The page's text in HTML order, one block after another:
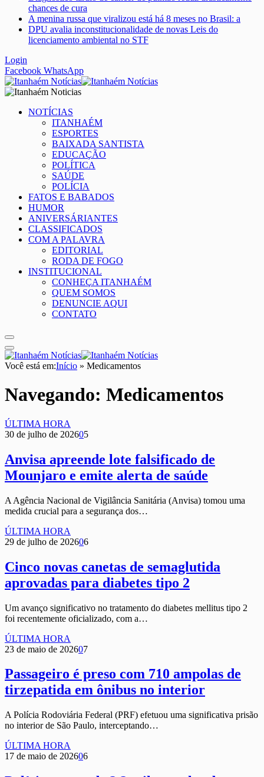
chances de cura
A menina russa que viralizou está há 8 meses no Brasil: a
DPU avalia inconstitucionalidade de novas Leis do
licenciamento ambiental no STF
Login
Facebook WhatsApp
NOTÍCIAS
ITANHAÉM
ESPORTES
BAIXADA SANTISTA
EDUCAÇÃO
POLÍTICA
SAÚDE
POLÍCIA
FATOS E BABADOS
HUMOR
ANIVERSÁRIANTES
CLASSIFICADOS
COM A PALAVRA
EDITORIAL
RODA DE FOGO
INSTITUCIONAL
CONHEÇA ITANHAÉM
QUEM SOMOS
DENUNCIE AQUI
CONTATO
Você está em:Início » Medicamentos
Navegando: Medicamentos
ÚLTIMA HORA
30 de julho de 202605
Anvisa apreende lote falsificado de
Mounjaro e emite alerta de saúde
A Agência Nacional de Vigilância Sanitária (Anvisa) tomou uma
medida crucial para a segurança dos…
ÚLTIMA HORA
29 de julho de 202606
Cinco novas canetas de semaglutida
aprovadas para diabetes tipo 2
Um avanço significativo no tratamento do diabetes mellitus tipo 2
foi recentemente oficializado, com a…
ÚLTIMA HORA
23 de maio de 202607
Passageiro é preso com 710 ampolas de
tirzepatida em ônibus no interior
A Polícia Rodoviária Federal (PRF) efetuou uma significativa prisão
no interior de São Paulo, interceptando…
ÚLTIMA HORA
17 de maio de 202606